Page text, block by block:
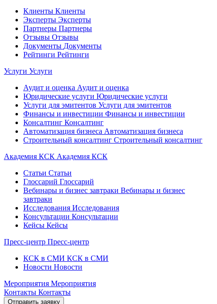
Клиенты Клиенты
Эксперты Эксперты
Партнеры Партнеры
Отзывы Отзывы
Документы Документы
Рейтинги Рейтинги
Услуги Услуги
Аудит и оценка Аудит и оценка
Юридические услуги Юридические услуги
Услуги для эмитентов Услуги для эмитентов
Финансы и инвестиции Финансы и инвестиции
Консалтинг Консалтинг
Автоматизация бизнеса Автоматизация бизнеса
Строительный консалтинг Строительный консалтинг
Академия КСК Академия КСК
Статьи Статьи
Глоссарий Глоссарий
Вебинары и бизнес завтраки Вебинары и бизнес
завтраки
Исследования Исследования
Консультации Консультации
Кейсы Кейсы
Пресс-центр Пресс-центр
КСК в СМИ КСК в СМИ
Новости Новости
Мероприятия Мероприятия
Контакты Контакты
Отправить заявку